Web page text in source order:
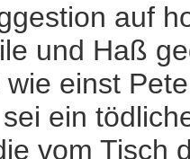
auf
und Haß
einst
ein
vom Tisch